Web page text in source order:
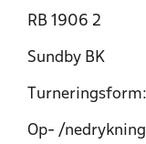
RB 1906 2
Sundby BK
Op- /